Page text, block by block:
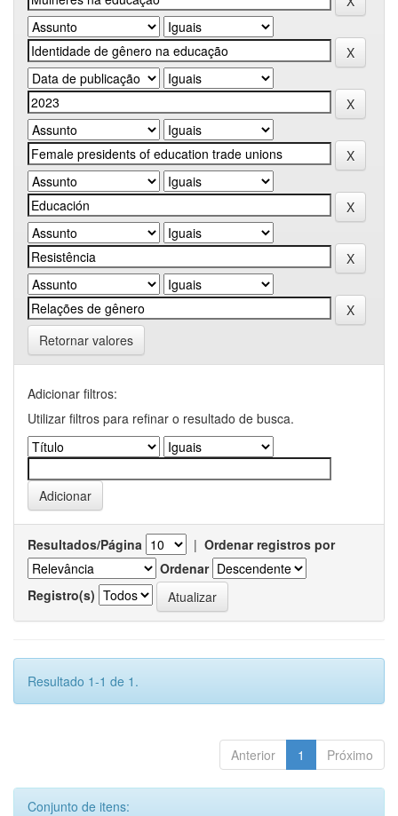
Retornar valores
Adicionar filtros:
Utilizar filtros para refinar o resultado de busca.
Resultados/Página | Ordenar registros por
Ordenar
Registro(s)
Resultado 1-1 de 1.
Anterior 1 Próximo
Conjunto de itens: